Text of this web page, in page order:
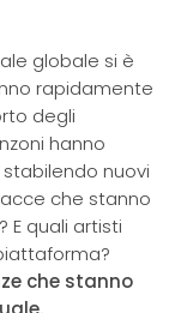
globale si è
rapidamente
degli
hanno
nuovi
che stanno
E quali artisti
che stanno